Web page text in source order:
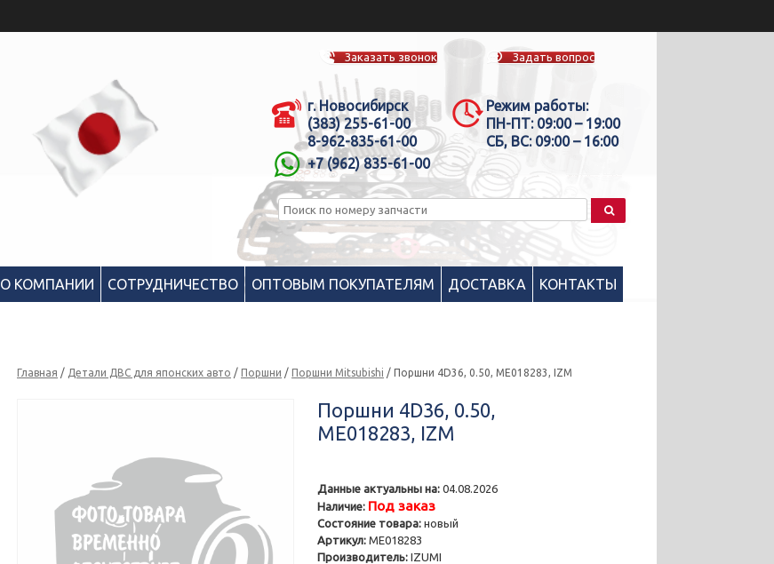
Заказать звонок Задать вопрос
г. Новосибирск
(383) 255-61-00
8-962-835-61-00
+7 (962) 835-61-00
Режим работы:
ПН-ПТ: 09:00 – 19:00
СБ, ВС: 09:00 – 16:00
О КОМПАНИИ СОТРУДНИЧЕСТВО ОПТОВЫМ ПОКУПАТЕЛЯМ ДОСТАВКА КОНТАКТЫ
Главная / Детали ДВС для японских авто /Поршни /Поршни Mitsubishi / Поршни 4D36, 0.50, ME018283, IZM
Поршни 4D36, 0.50,
ME018283, IZM
Данные актуальны на: 04.08.2026
Наличие: Под заказ
Состояние товара: новый
Артикул: ME018283
Производитель: IZUMI